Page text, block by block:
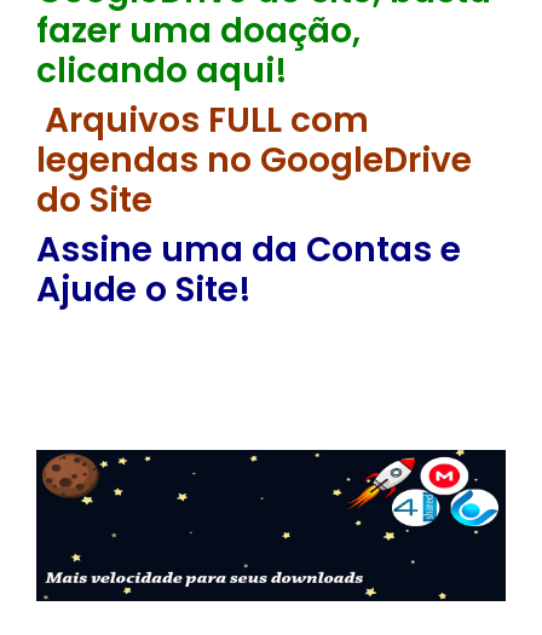
fazer uma doação,
clicando aqui!
Arquivos FULL com
legendas no GoogleDrive
do Site
Assine uma da Contas e
Ajude o Site!